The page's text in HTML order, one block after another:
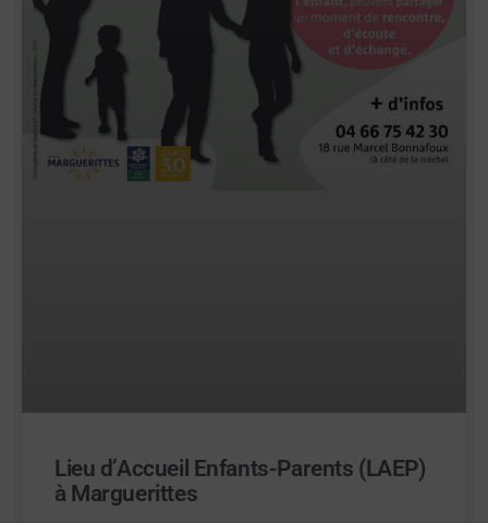
Lieu d’Accueil Enfants-Parents (LAEP)
à Marguerittes